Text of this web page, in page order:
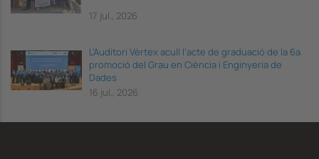
17 jul., 2026
L’Auditori Vèrtex acull l’acte de graduació de la 6a
promoció del Grau en Ciència i Enginyeria de
Dades
16 jul., 2026